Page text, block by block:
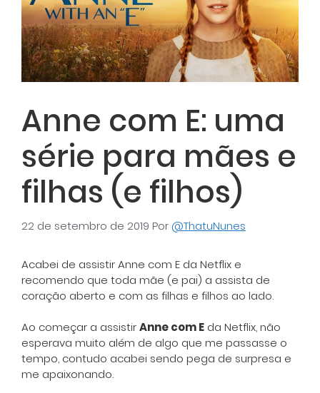
Anne com E: uma
série para mães e
filhas (e filhos)
22 de setembro de 2019 Por @ThatuNunes
Acabei de assistir Anne com E da Netflix e
recomendo que toda mãe (e pai) a assista de
coração aberto e com as filhas e filhos ao lado.
Ao começar a assistirAnne com E da Netflix, não
esperava muito além de algo que me passasse o
tempo, contudo acabei sendo pega de surpresa e
me apaixonando.